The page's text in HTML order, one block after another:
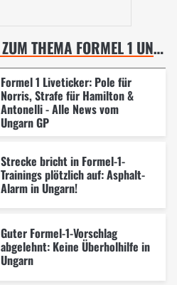
DIE BESTEN BEITRÄGE ZUM THEMA FORMEL 1 UNGARN GP, BUDAPEST
Formel 1 Liveticker: Pole für
Norris, Strafe für Hamilton &
Antonelli - Alle News vom
Ungarn GP
Strecke bricht in Formel-1-
Trainings plötzlich auf: Asphalt-
Alarm in Ungarn!
Guter Formel-1-Vorschlag
abgelehnt: Keine Überholhilfe in
Ungarn